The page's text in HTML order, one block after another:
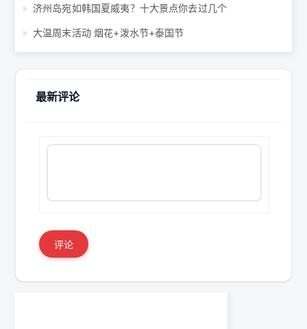
济州岛宛如韩国夏威夷？十大景点你去过几个
大温周末活动 烟花+泼水节+泰国节
最新评论
评论